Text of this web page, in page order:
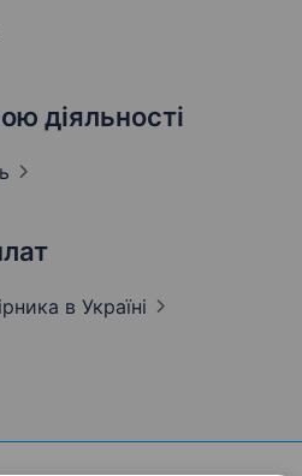
діяльності
в Україні